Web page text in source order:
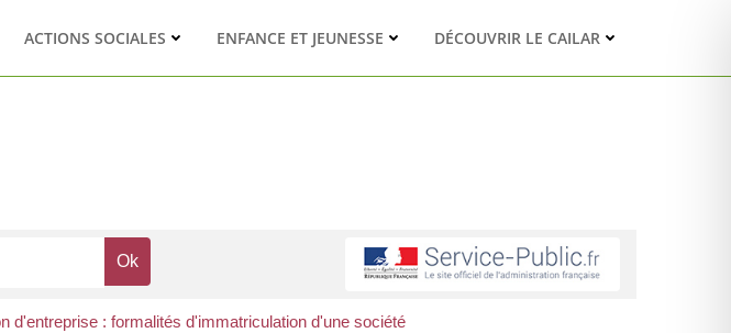
ACTIONS SOCIALES ENFANCE ET JEUNESSE DÉCOUVRIR LE CAILAR
d'entreprise : formalités d'immatriculation d'une société